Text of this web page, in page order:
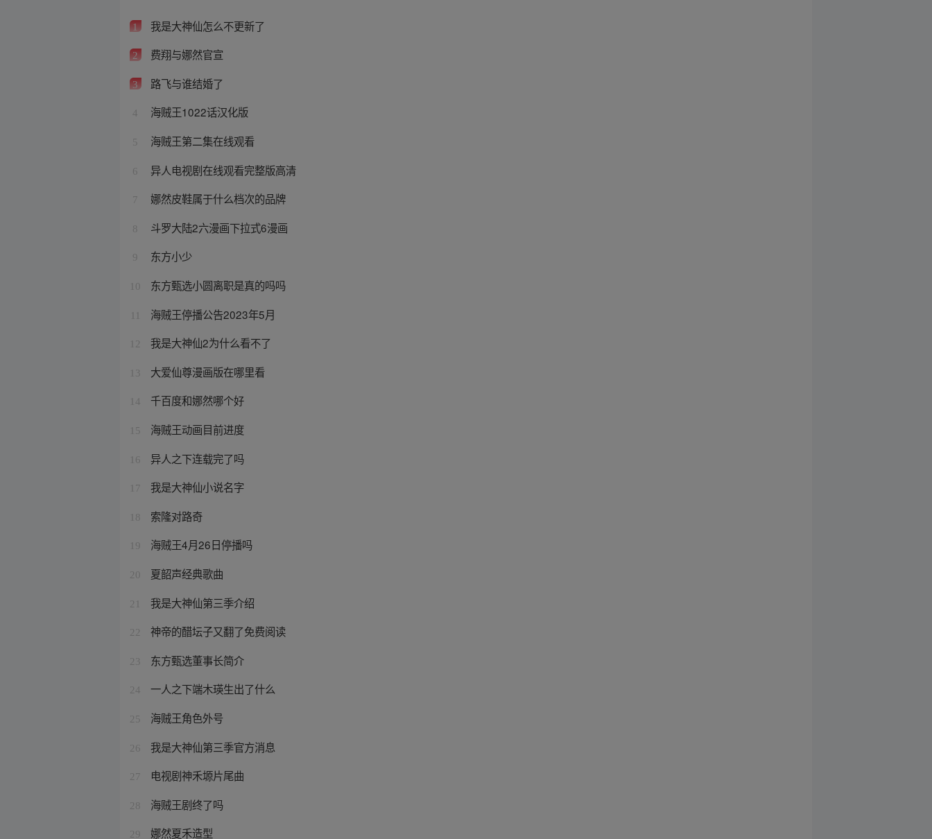
1 我是大神仙怎么不更新了
2 费翔与娜然官宣
3 路飞与谁结婚了
4 海贼王1022话汉化版
5 海贼王第二集在线观看
6 异人电视剧在线观看完整版高清
7 娜然皮鞋属于什么档次的品牌
8 斗罗大陆2六漫画下拉式6漫画
9 东方小少
10 东方甄选小圆离职是真的吗吗
海贼王停播公告2023年5月
12 我是大神仙2为什么看不了
13 大爱仙尊漫画版在哪里看
14 千百度和娜然哪个好
15 海贼王动画目前进度
16 异人之下连载完了吗
17 我是大神仙小说名字
18 索隆对路奇
19 海贼王4月26日停播吗
20 夏韶声经典歌曲
21 我是大神仙第三季介绍
22 神帝的醋坛子又翻了免费阅读
23 东方甄选董事长简介
24 一人之下端木瑛生出了什么
25 海贼王角色外号
26 我是大神仙第三季官方消息
27 电视剧神禾塬片尾曲
28 海贼王剧终了吗
29 娜然夏禾造型